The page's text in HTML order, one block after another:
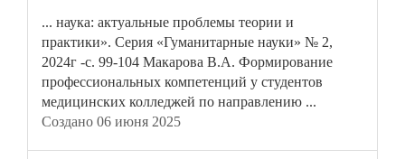
... наука: актуальные проблемы теории и
практики». Серия «Гуманитарные науки» № 2,
2024г -с. 99-104 Макарова В.А. Формирование
профессиональных компетенций у студентов
медицинских колледжей по направлению ...
Создано 06 июня 2025